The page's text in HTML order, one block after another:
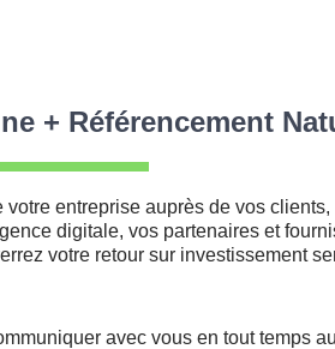
+ Référencement
votre entreprise auprès de vos
digitale, vos partenaires et
votre retour sur investissement
avec vous en tout temps